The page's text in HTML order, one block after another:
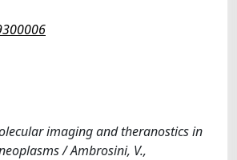
imaging and theranostics in
/ Ambrosini, V.,